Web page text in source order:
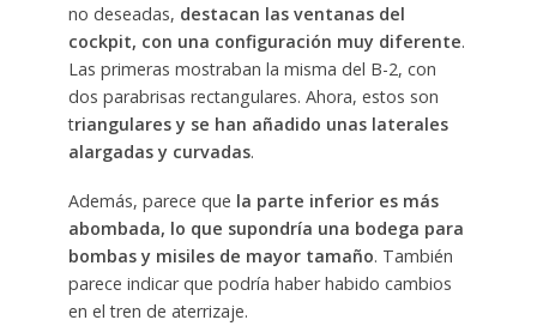
no deseadas, destacan las ventanas del
cockpit, con una configuración muy diferente.
Las primeras mostraban la misma del B-2, con
dos parabrisas rectangulares. Ahora, estos son
triangulares y se han añadido unas laterales
alargadas y curvadas.
Además, parece que la parte inferior es más
abombada, lo que supondría una bodega para
bombas y misiles de mayor tamaño. También
parece indicar que podría haber habido cambios
en el tren de aterrizaje.